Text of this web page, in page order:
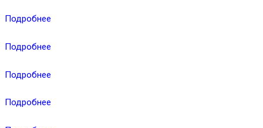
Подробнее
Подробнее
Подробнее
Подробнее